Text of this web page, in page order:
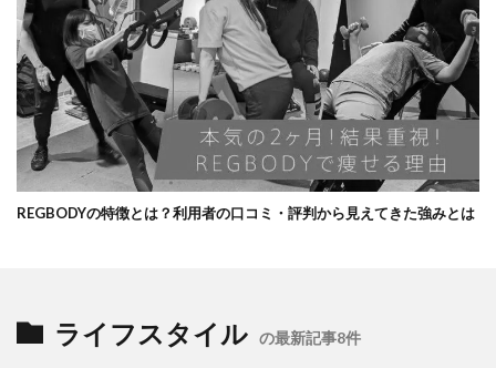
REGBODYの特徴とは？利用者の口コミ・評判から見えてきた強みとは
ライフスタイル の最新記事8件